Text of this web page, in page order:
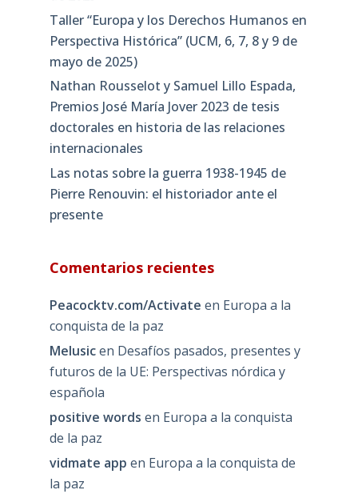
Taller “Europa y los Derechos Humanos en
Perspectiva Histórica” (UCM, 6, 7, 8 y 9 de
mayo de 2025)
Nathan Rousselot y Samuel Lillo Espada,
Premios José María Jover 2023 de tesis
doctorales en historia de las relaciones
internacionales
Las notas sobre la guerra 1938-1945 de
Pierre Renouvin: el historiador ante el
presente
Comentarios recientes
Peacocktv.com/Activate en Europa a la
conquista de la paz
Melusicen Desafíos pasados, presentes y
futuros de la UE: Perspectivas nórdica y
española
positive words en Europa a la conquista
de la paz
vidmate app en Europa a la conquista de
la paz